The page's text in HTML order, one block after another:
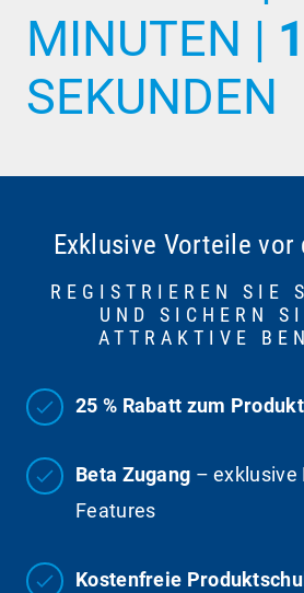
MINUTEN |
SEKUNDEN
Exklusive Vorteile vor
REGISTRIEREN SIE
UND SICHERN
ATTRAKTIVE
25 % Rabatt zum
Beta Zugang – exklusive
Features
Kostenfreie